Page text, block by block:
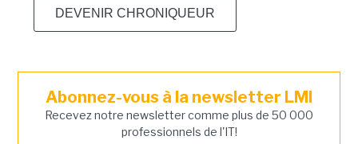
DEVENIR CHRONIQUEUR
Abonnez-vous à la newsletter LMI
Recevez notre newsletter comme plus de 50 000
professionnels de l'IT!